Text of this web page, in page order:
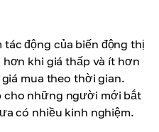
động của biến động thị
khi giá thấp và ít hơn
mua theo thời gian.
cho những người mới bắt
có nhiều kinh nghiệm.